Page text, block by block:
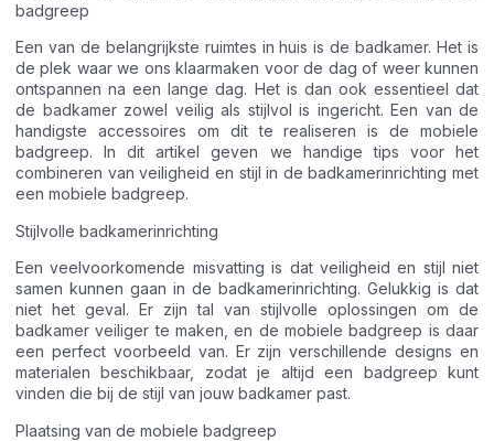
badgreep
Een van de belangrijkste ruimtes in huis is de badkamer. Het is
de plek waar we ons klaarmaken voor de dag of weer kunnen
ontspannen na een lange dag. Het is dan ook essentieel dat
de badkamer zowel veilig als stijlvol is ingericht. Een van de
handigste accessoires om dit te realiseren is de mobiele
badgreep. In dit artikel geven we handige tips voor het
combineren van veiligheid en stijl in de badkamerinrichting met
een mobiele badgreep.
Stijlvolle badkamerinrichting
Een veelvoorkomende misvatting is dat veiligheid en stijl niet
samen kunnen gaan in de badkamerinrichting. Gelukkig is dat
niet het geval. Er zijn tal van stijlvolle oplossingen om de
badkamer veiliger te maken, en de mobiele badgreep is daar
een perfect voorbeeld van. Er zijn verschillende designs en
materialen beschikbaar, zodat je altijd een badgreep kunt
vinden die bij de stijl van jouw badkamer past.
Plaatsing van de mobiele badgreep